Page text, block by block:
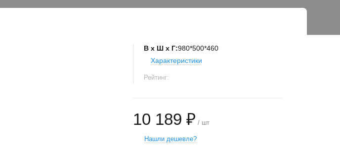
В х Ш х Г:980*500*460
Характеристики
Рейтинг:
10 189 ₽ / шт
Нашли дешевле?